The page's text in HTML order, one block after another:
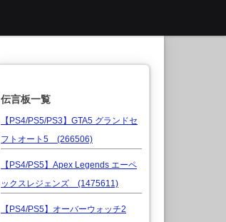
伝言板一覧
【PS4/PS5/PS3】GTA5 グランドセ
フトオート5 (266506)
【PS4/PS5】Apex Legends エーペ
ックスレジェンズ (1475611)
【PS4/PS5】オーバーウォッチ2